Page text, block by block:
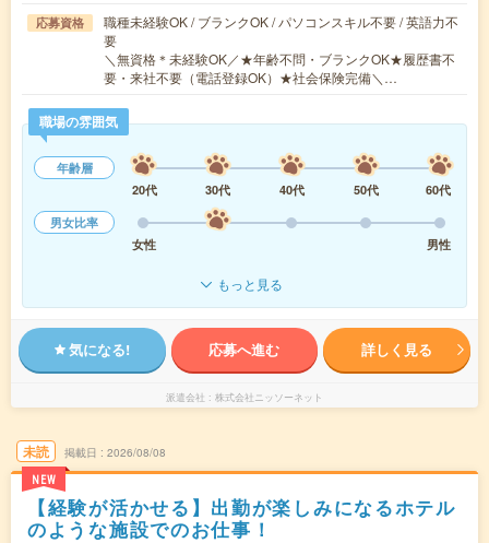
応募資格
職種未経験OK / ブランクOK / パソコンスキル不要 / 英語力不
要
＼無資格＊未経験OK／★年齢不問・ブランクOK★履歴書不
要・来社不要（電話登録OK）★社会保険完備＼…
職場の雰囲気
年齢層
20代
30代 40代 50代
60代
男女比率
女性
男性
もっと見る
気になる! 応募へ進む 詳しく見る
派遣会社 株式会社ニッソーネット
未読
NEW
掲載日 2026/08/08
【経験が活かせる】出勤が楽しみになるホテル
のような施設でのお仕事！